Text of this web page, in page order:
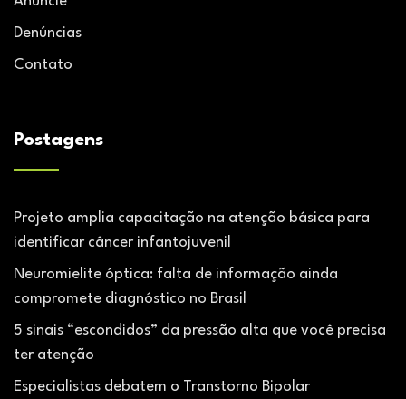
Denúncias
Contato
Postagens
Projeto amplia capacitação na atenção básica para
identificar câncer infantojuvenil
Neuromielite óptica: falta de informação ainda
compromete diagnóstico no Brasil
5 sinais “escondidos” da pressão alta que você precisa
ter atenção
Especialistas debatem o Transtorno Bipolar